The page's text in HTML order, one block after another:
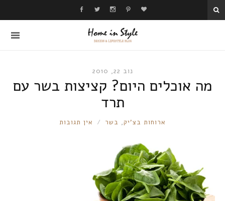
נוב 22, 2010
מה אוכלים היום? קציצות בשר עם
תרד
RONNIE
ארוחות בצ'יק, בשר אין תגובות